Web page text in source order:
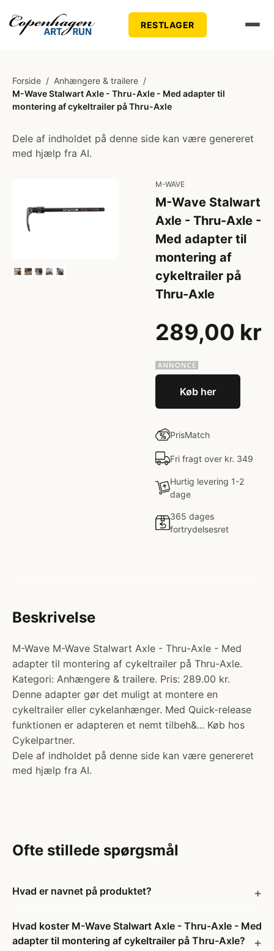
RESTLAGER
Forside / Anhængere & trailere /
M-Wave Stalwart Axle - Thru-Axle - Med adapter til
montering af cykeltrailer på Thru-Axle
Dele af indholdet på denne side kan være genereret
med hjælp fra AI.
M-WAVE
M-Wave Stalwart
Axle - Thru-Axle -
Med adapter til
montering af
cykeltrailer på
Thru-Axle
289,00 kr
Køb her
PrisMatch
Fri fragt over kr. 349
Hurtig levering 1-2
dage
365 dages
fortrydelsesret
Beskrivelse
M-Wave M-Wave Stalwart Axle - Thru-Axle - Med
adapter til montering af cykeltrailer på Thru-Axle.
Kategori: Anhængere & trailere. Pris: 289.00 kr.
Denne adapter gør det muligt at montere en
cykeltrailer eller cykelanhænger. Med Quick-release
funktionen er adapteren et nemt tilbeh&... Køb hos
Cykelpartner.
Dele af indholdet på denne side kan være genereret
med hjælp fra AI.
Ofte stillede spørgsmål
Hvad er navnet på produktet?
Hvad koster M-Wave Stalwart Axle - Thru-Axle - Med
adapter til montering af cykeltrailer på Thru-Axle?